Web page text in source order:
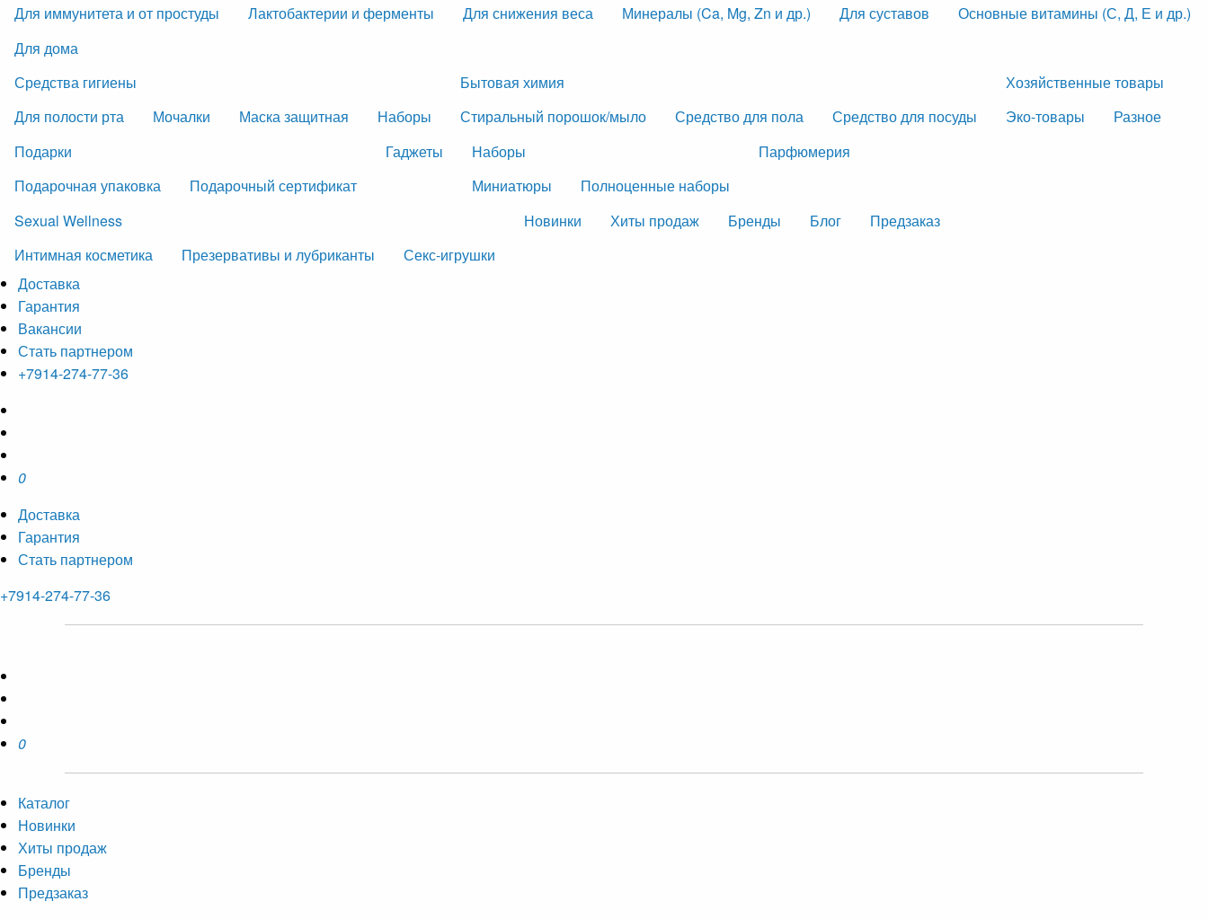
Для иммунитета и от простуды
Лактобактерии и ферменты Для снижения веса Минералы (Ca, Mg, Zn и др.) Для суставов
Основные витамины (С, Д, Е и др.)
Для дома
Средства гигиены
Для полости рта
Мочалки Маска защитная Наборы
Бытовая химия
Стиральный порошок/мыло
Средство для пола Средство для посуды
Хозяйственные товары
Эко-товары
Разное
Подарки
Подарочная упаковка
Подарочный сертификат
Гаджеты
Наборы
Миниатюры
Полноценные наборы
Парфюмерия
Sexual Wellness
Интимная косметика
Презервативы и лубриканты Секс-игрушки
Новинки Хиты продаж Бренды Блог Предзаказ
Доставка
Гарантия
Вакансии
Стать партнером
+7914-274-77-36
0
Доставка
Гарантия
Стать партнером
+7914-274-77-36
0
Каталог
Новинки
Хиты продаж
Бренды
Предзаказ